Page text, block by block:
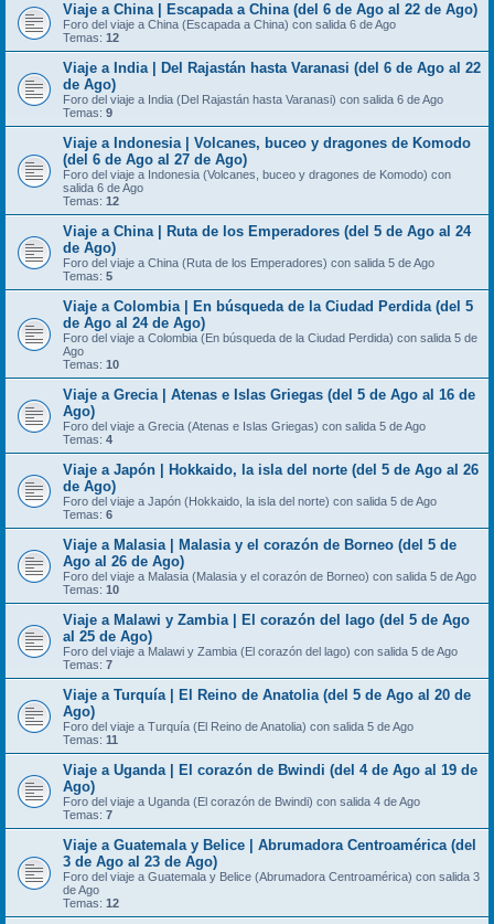
Viaje a China | Escapada a China (del 6 de Ago al 22 de Ago)
Foro del viaje a China (Escapada a China) con salida 6 de Ago
Temas: 12
Viaje a India | Del Rajastán hasta Varanasi (del 6 de Ago al 22
de Ago)
Foro del viaje a India (Del Rajastán hasta Varanasi) con salida 6 de Ago
Temas: 9
Viaje a Indonesia | Volcanes, buceo y dragones de Komodo
(del 6 de Ago al 27 de Ago)
Foro del viaje a Indonesia (Volcanes, buceo y dragones de Komodo) con
salida 6 de Ago
Temas: 12
Viaje a China | Ruta de los Emperadores (del 5 de Ago al 24
de Ago)
Foro del viaje a China (Ruta de los Emperadores) con salida 5 de Ago
Temas: 5
Viaje a Colombia | En búsqueda de la Ciudad Perdida (del 5
de Ago al 24 de Ago)
Foro del viaje a Colombia (En búsqueda de la Ciudad Perdida) con salida 5 de
Ago
Temas: 10
Viaje a Grecia | Atenas e Islas Griegas (del 5 de Ago al 16 de
Ago)
Foro del viaje a Grecia (Atenas e Islas Griegas) con salida 5 de Ago
Temas: 4
Viaje a Japón | Hokkaido, la isla del norte (del 5 de Ago al 26
de Ago)
Foro del viaje a Japón (Hokkaido, la isla del norte) con salida 5 de Ago
Temas: 6
Viaje a Malasia | Malasia y el corazón de Borneo (del 5 de
Ago al 26 de Ago)
Foro del viaje a Malasia (Malasia y el corazón de Borneo) con salida 5 de Ago
Temas: 10
Viaje a Malawi y Zambia | El corazón del lago (del 5 de Ago
al 25 de Ago)
Foro del viaje a Malawi y Zambia (El corazón del lago) con salida 5 de Ago
Temas: 7
Viaje a Turquía | El Reino de Anatolia (del 5 de Ago al 20 de
Ago)
Foro del viaje a Turquía (El Reino de Anatolia) con salida 5 de Ago
Temas: 11
Viaje a Uganda | El corazón de Bwindi (del 4 de Ago al 19 de
Ago)
Foro del viaje a Uganda (El corazón de Bwindi) con salida 4 de Ago
Temas: 7
Viaje a Guatemala y Belice | Abrumadora Centroamérica (del
3 de Ago al 23 de Ago)
Foro del viaje a Guatemala y Belice (Abrumadora Centroamérica) con salida 3
de Ago
Temas: 12